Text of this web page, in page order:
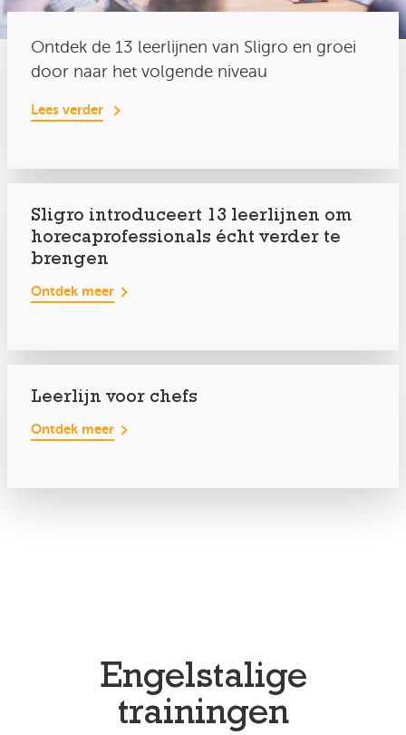
Ontdek de 13 leerlijnen van Sligro en groei
door naar het volgende niveau
Lees verder
Sligro introduceert 13 leerlijnen om
horecaprofessionals écht verder te
brengen
Ontdek meer
Leerlijn voor chefs
Ontdek meer
Engelstalige
trainingen